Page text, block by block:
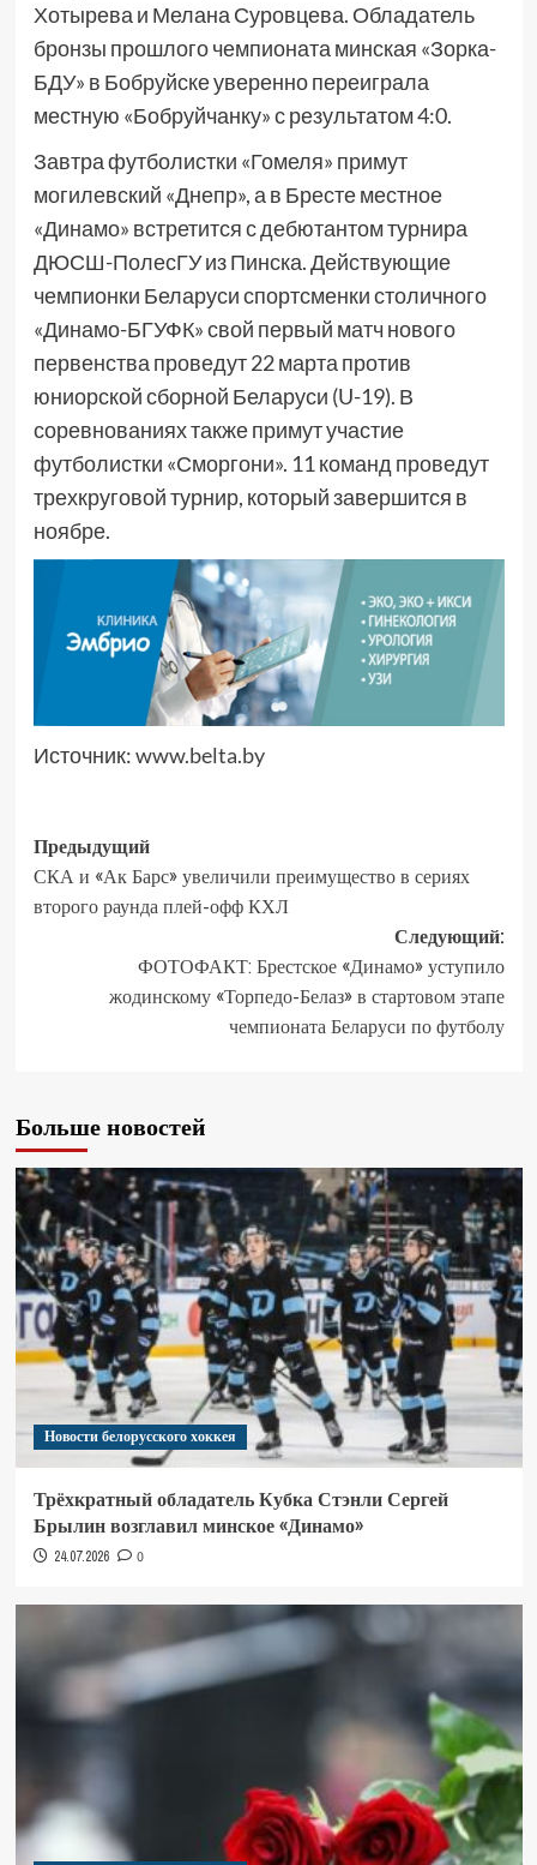
Хотырева и Мелана Суровцева. Обладатель
бронзы прошлого чемпионата минская «Зорка-
БДУ» в Бобруйске уверенно переиграла
местную «Бобруйчанку» с результатом 4:0.
Завтра футболистки «Гомеля» примут
могилевский «Днепр», а в Бресте местное
«Динамо» встретится с дебютантом турнира
ДЮСШ-ПолесГУ из Пинска. Действующие
чемпионки Беларуси спортсменки столичного
«Динамо-БГУФК» свой первый матч нового
первенства проведут 22 марта против
юниорской сборной Беларуси (U-19). В
соревнованиях также примут участие
футболистки «Сморгони». 11 команд проведут
трехкруговой турнир, который завершится в
ноябре.
Источник:www.belta.by
Предыдущий
СКА и «Ак Барс» увеличили преимущество в сериях
второго раунда плей-офф КХЛ
Следующий:
ФОТОФАКТ: Брестское «Динамо» уступило
жодинскому «Торпедо-Белаз» в стартовом этапе
чемпионата Беларуси по футболу
Больше новостей
Новости белорусского хоккея
Трёхкратный обладатель Кубка Стэнли Сергей
Брылин возглавил минское «Динамо»
24.07.2026 0